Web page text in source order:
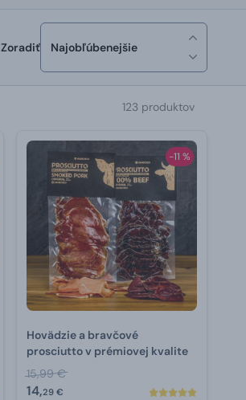
Zoradiť Najobľúbenejšie
123 produktov
-11 %
Hovädzie a bravčové
prosciutto v prémiovej kvalite
15,99 €
14,29 €